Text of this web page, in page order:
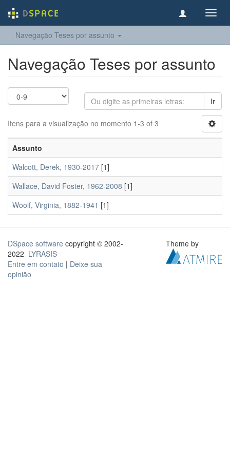
Navegação Teses por assunto
Navegação Teses por assunto
Ir
Itens para a visualização no momento 1-3 of 3
Assunto
Walcott, Derek, 1930-2017 [1]
Wallace, David Foster, 1962-2008 [1]
Woolf, Virginia, 1882-1941 [1]
DSpace software copyright © 2002-
2022 LYRASIS
Entre em contato | Deixe sua
opinião
Theme by